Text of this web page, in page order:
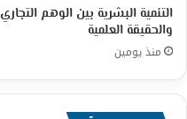
التنمية البشرية بين الوهم التجاري
والحقيقة العلمية
منذ يومين